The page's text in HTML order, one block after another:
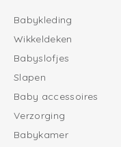
Babykleding
Wikkeldeken
Babyslofjes
Slapen
Baby accessoires
Verzorging
Babykamer